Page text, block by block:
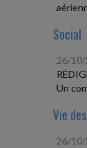
Social
26/
Un
Vie
26/